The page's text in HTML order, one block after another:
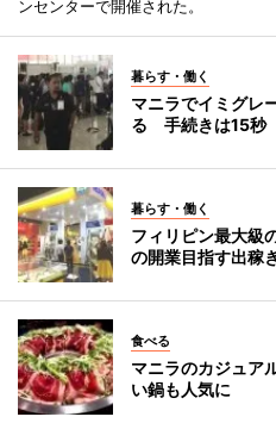
ンセンターで開催された。
暮らす・働く
マニラでイミグレ
る 手続きは15秒
暮らす・働く
フィリピン最大級
の開業目指す出稼
食べる
マニラのカジュア
い鍋も人気に